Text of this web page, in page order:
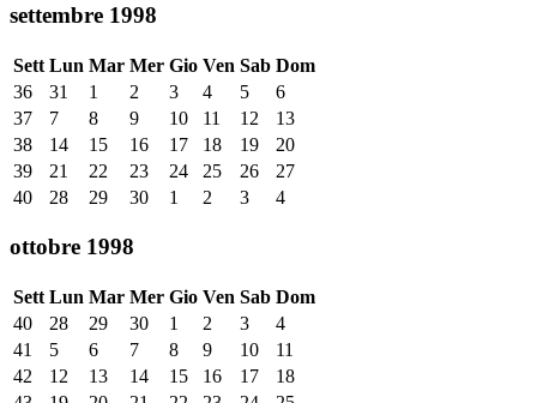
settembre 1998
Sett Lun Mar Mer Gio Ven Sab Dom
36
31 1 2 3 4 5
6
37
7 8 9 10 11 12
13
38
14 15 16 17 18 19
20
39
21 22 23 24 25 26
27
40
28 29 30 1 2 3 4
ottobre 1998
Sett Lun Mar Mer Gio Ven Sab Dom
40
28 29 30 1 2 3
4
41
5 6 7 8 9 10
11
42
12 13 14 15 16 17
18